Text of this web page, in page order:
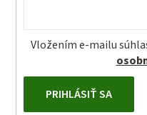
Vložením e-mailu
PRIHLÁSIŤ SA